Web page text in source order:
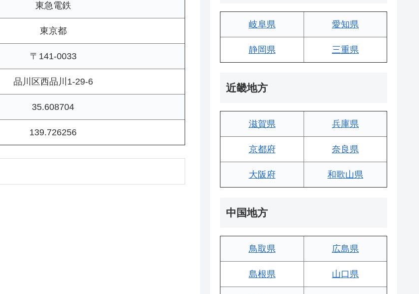
東急電鉄
東京都
〒141-0033
品川区西品川1-29-6
35.608704
139.726256
岐阜県 愛知県
静岡県 三重県
近畿地方
滋賀県 兵庫県
京都府 奈良県
大阪府 和歌山県
中国地方
鳥取県 広島県
島根県 山口県